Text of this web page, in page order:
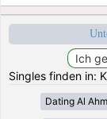
Singles finden in:
Dating Al